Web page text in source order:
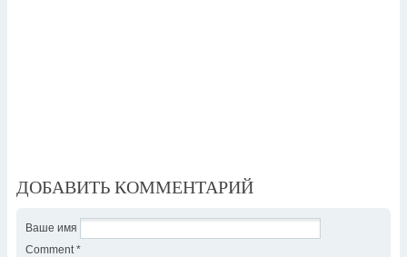
ДОБАВИТЬ КОММЕНТАРИЙ
Ваше имя
Comment *